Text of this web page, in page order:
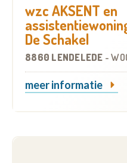
wzc AKSENT en
De Schakel
8860 LENDELEDE -
meer informatie